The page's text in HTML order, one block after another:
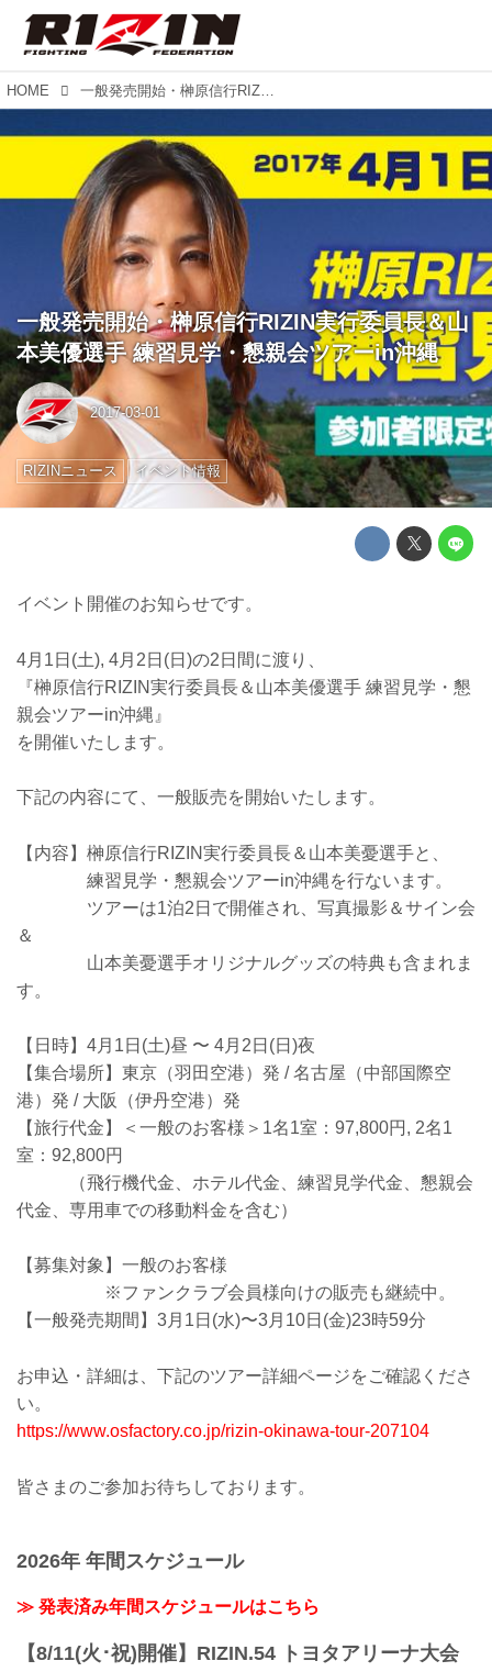
HOME 一般発売開始・榊原信行RIZIN実行委員長＆山本美優選手 練習見学・懇親会ツアーin沖縄
一般発売開始・榊原信行RIZIN実行委員長＆山
本美優選手 練習見学・懇親会ツアーin沖縄
2017-03-01
RIZINニュース イベント情報
イベント開催のお知らせです。
4月1日(土), 4月2日(日)の2日間に渡り、
『榊原信行RIZIN実行委員長＆山本美優選手 練習見学・懇
親会ツアーin沖縄』
を開催いたします。
下記の内容にて、一般販売を開始いたします。
【内容】榊原信行RIZIN実行委員長＆山本美憂選手と、
練習見学・懇親会ツアーin沖縄を行ないます。
ツアーは1泊2日で開催され、写真撮影＆サイン会
＆
山本美憂選手オリジナルグッズの特典も含まれま
す。
【日時】4月1日(土)昼 〜 4月2日(日)夜
【集合場所】東京（羽田空港）発 / 名古屋（中部国際空
港）発 / 大阪（伊丹空港）発
【旅行代金】＜一般のお客様＞1名1室：97,800円, 2名1
室：92,800円
（飛行機代金、ホテル代金、練習見学代金、懇親会
代金、専用車での移動料金を含む）
【募集対象】一般のお客様
※ファンクラブ会員様向けの販売も継続中。
【一般発売期間】3月1日(水)〜3月10日(金)23時59分
お申込・詳細は、下記のツアー詳細ページをご確認くださ
い。
https://www.osfactory.co.jp/rizin-okinawa-tour-207104
皆さまのご参加お待ちしております。
2026年 年間スケジュール
≫ 発表済み年間スケジュールはこちら
【8/11(火･祝)開催】RIZIN.54 トヨタアリーナ大会